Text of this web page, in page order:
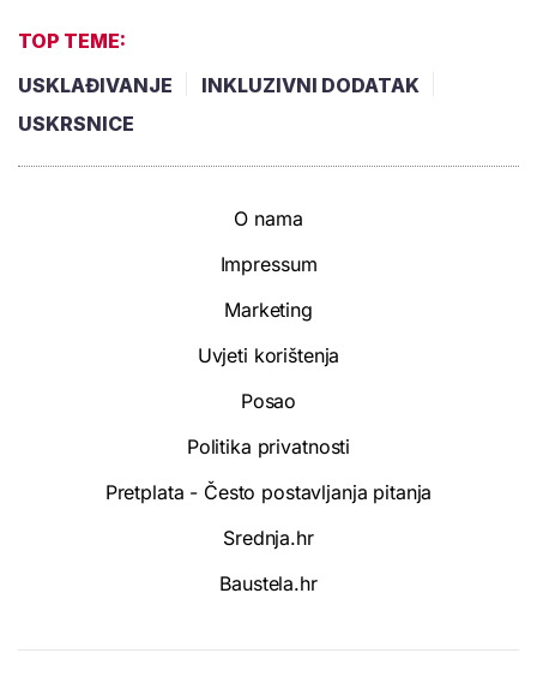
TOP TEME:
USKLAĐIVANJE
INKLUZIVNI DODATAK
USKRSNICE
O nama
Impressum
Marketing
Uvjeti korištenja
Posao
Politika privatnosti
Pretplata - Često postavljanja pitanja
Srednja.hr
Baustela.hr